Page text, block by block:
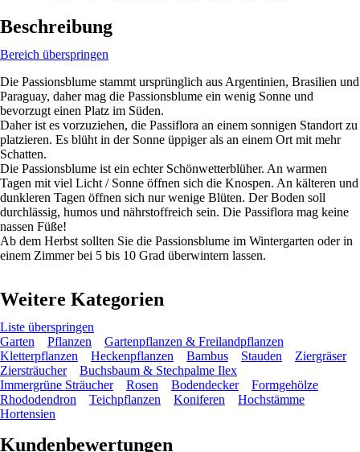
Beschreibung
Bereich überspringen
Die Passionsblume stammt ursprünglich aus Argentinien, Brasilien und
Paraguay, daher mag die Passionsblume ein wenig Sonne und
bevorzugt einen Platz im Süden.
Daher ist es vorzuziehen, die Passiflora an einem sonnigen Standort zu
platzieren. Es blüht in der Sonne üppiger als an einem Ort mit mehr
Schatten.
Die Passionsblume ist ein echter Schönwetterblüher. An warmen
Tagen mit viel Licht / Sonne öffnen sich die Knospen. An kälteren und
dunkleren Tagen öffnen sich nur wenige Blüten. Der Boden soll
durchlässig, humos und nährstoffreich sein. Die Passiflora mag keine
nassen Füße!
Ab dem Herbst sollten Sie die Passionsblume im Wintergarten oder in
einem Zimmer bei 5 bis 10 Grad überwintern lassen.
Weitere Kategorien
Liste überspringen
Garten
Pflanzen
Gartenpflanzen & Freilandpflanzen
Kletterpflanzen
Heckenpflanzen Bambus Stauden
Ziergräser
Ziersträucher
Buchsbaum & Stechpalme Ilex
Immergrüne Sträucher
Rosen Bodendecker
Formgehölze
Rhododendron
Teichpflanzen Koniferen
Hochstämme
Hortensien
Kundenbewertungen